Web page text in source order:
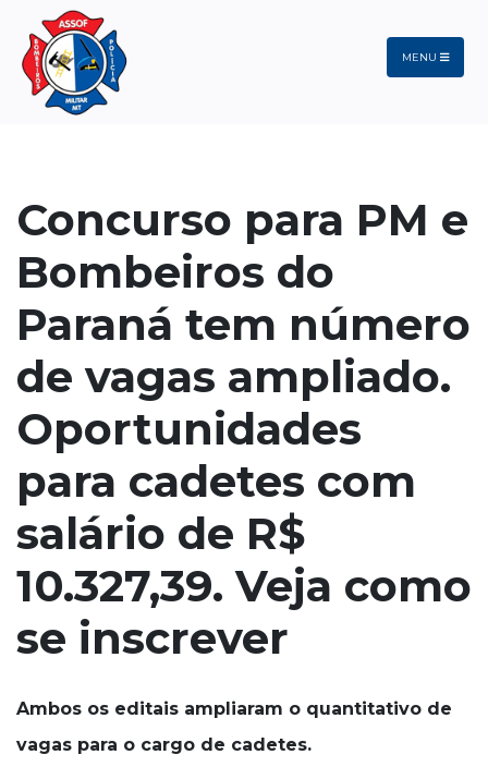
MENU
Concurso para PM e
Bombeiros do
Paraná tem número
de vagas ampliado.
Oportunidades
para cadetes com
salário de R$
10.327,39. Veja como
se inscrever
Ambos os editais ampliaram o quantitativo de
vagas para o cargo de cadetes.